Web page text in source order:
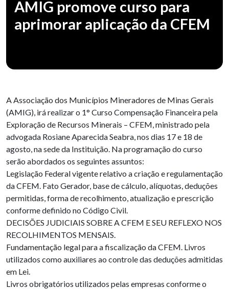
AMIG promove curso para
aprimorar aplicação da CFEM
A Associação dos Municípios Mineradores de Minas Gerais
(AMIG), irá realizar o 1° Curso Compensação Financeira pela
Exploração de Recursos Minerais – CFEM, ministrado pela
advogada Rosiane Aparecida Seabra, nos dias 17 e 18 de
agosto, na sede da Instituição. Na programação do curso
serão abordados os seguintes assuntos:
Legislação Federal vigente relativo a criação e regulamentação
da CFEM. Fato Gerador, base de cálculo, alíquotas, deduções
permitidas, forma de recolhimento, atualização e prescrição
conforme definido no Código Civil.
DECISÕES JUDICIAIS SOBRE A CFEM E SEU REFLEXO NOS
RECOLHIMENTOS MENSAIS.
Fundamentação legal para a fiscalização da CFEM. Livros
utilizados como auxiliares ao controle das deduções admitidas
em Lei.
Livros obrigatórios utilizados pelas empresas conforme o